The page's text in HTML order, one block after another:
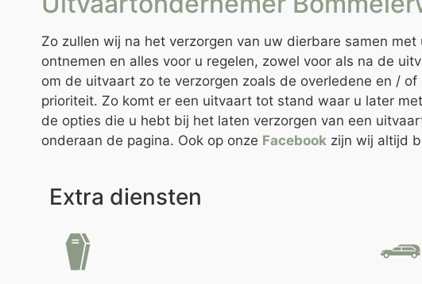
Zo zullen wij na het verzorgen van uw dierbare samen
ontnemen en alles voor u regelen, zowel voor als na de
om de uitvaart zo te verzorgen zoals de overledene en /
prioriteit. Zo komt er een uitvaart tot stand waar u later
de opties die u hebt bij het laten verzorgen van een
onderaan de pagina. Ook op onze Facebook zijn wij altijd
Extra diensten